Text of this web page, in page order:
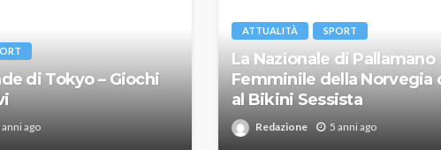
di Tokyo – Giochi
anni ago
ATTUALITÀ SPORT
La Nazionale di Pallamano
Femminile della Norvegia
al Bikini Sessista
Redazione 5 anni ago